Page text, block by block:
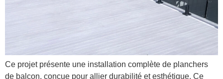
Ce projet présente une installation complète de planchers
de balcon, conçue pour allier durabilité et esthétique. Ce